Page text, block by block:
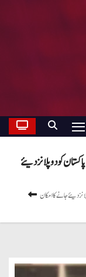
کو دو پلانز دیئے
دیئے جانے کا امکان